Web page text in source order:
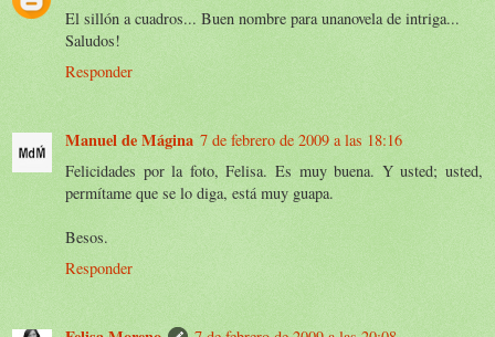
El sillón a cuadros... Buen nombre para unanovela de intriga...
Saludos!
Responder
Manuel de Mágina 7 de febrero de 2009 a las 18:16
Felicidades por la foto, Felisa. Es muy buena. Y usted; usted,
permítame que se lo diga, está muy guapa.
Besos.
Responder